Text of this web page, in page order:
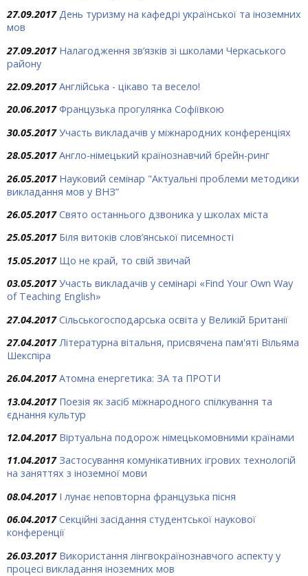
27.09.2017 День туризму на кафедрі української та іноземних
мов
27.09.2017 Налагодження зв’язків зі школами Черкаського
району
22.09.2017 Англійська - цікаво та весело!
20.06.2017 Французька прогулянка Софіївкою
30.05.2017 Участь викладачів у міжнародних конференціях
28.05.2017 Англо-німецький країнознавчий брейн-ринг
26.05.2017 Науковий семінар "Актуальні проблеми методики
викладання мов у ВНЗ”
26.05.2017 Свято останнього дзвоника у школах міста
25.05.2017 Біля витоків слов’янської писемності
15.05.2017 Що не край, то свій звичай
03.05.2017 Участь викладачів у семінарі «Find Your Own Way
of Teaching English»
27.04.2017 Сільськогосподарська освіта у Великій Британії
27.04.2017 Літературна вітальня, присвячена пам'яті Вільяма
Шекспіра
26.04.2017 Атомна енергетика: ЗА та ПРОТИ
13.04.2017 Поезія як засіб міжнародного спілкування та
єднання культур
12.04.2017 Віртуальна подорож німецькомовними країнами
11.04.2017 Застосування комунікативних ігрових технологій
на заняттях з іноземної мови
08.04.2017 І лунає неповторна французька пісня
06.04.2017 Секційні засідання студентської наукової
конференції
26.03.2017 Використання лінгвокраїнознавчого аспекту у
процесі викладання іноземних мов